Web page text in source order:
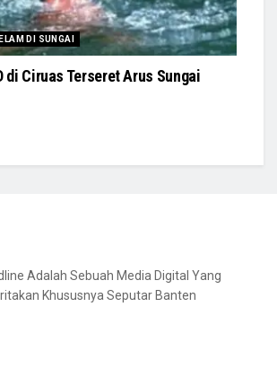
DI SUNGAI
di Ciruas Terseret Arus Sungai
Adalah Sebuah Media Digital Yang
Khususnya Seputar Banten